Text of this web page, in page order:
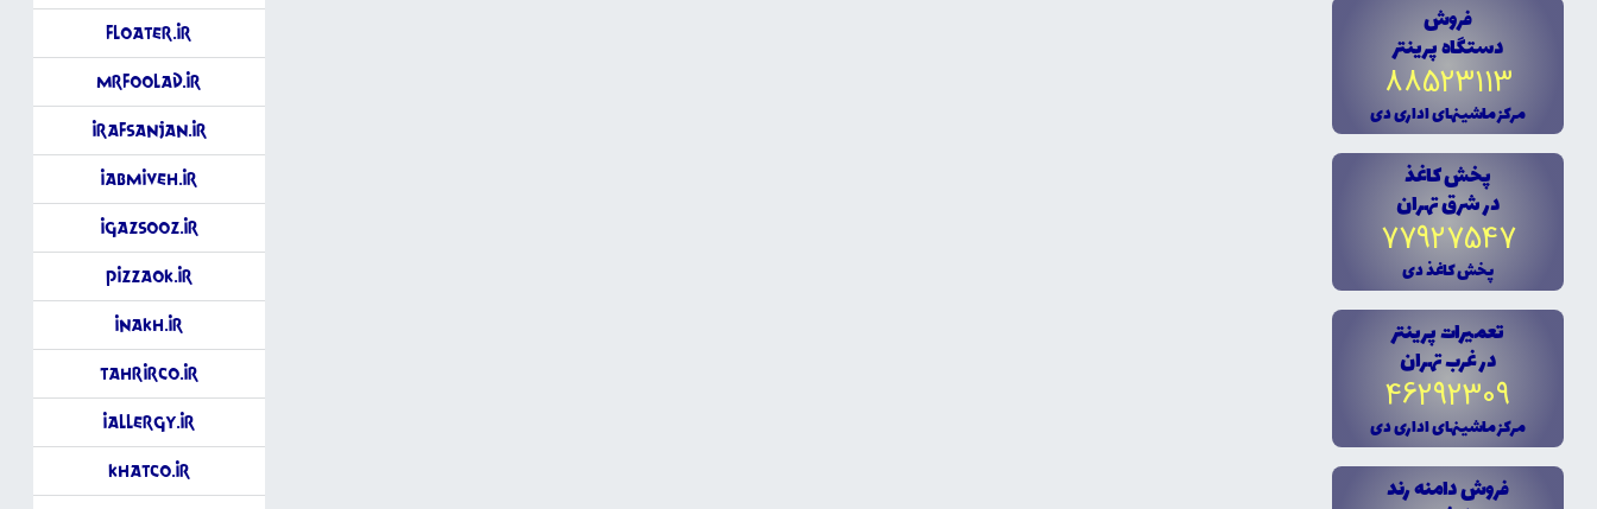
فروش
دستگاه پرينتر
88523113
مرکز ماشينهاى ادارى دى
پخش کاغذ
در شرق تهران
77927547
پخش کاغذ دى
تعميرات پرينتر
در غرب تهران
46292309
مرکز ماشينهاى ادارى دى
فروش دامنه رند
Floater.ir
MrFoolad.ir
iRafsanjan.ir
iAbmiveh.ir
iGazsooz.ir
PizzaOK.ir
iNakh.ir
TahrirCo.ir
iAllergy.ir
KhatCo.ir